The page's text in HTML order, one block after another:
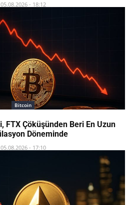
05.08.2026 - 18:12
Bitcoin
FTX Çöküşünden Beri En Uzun
Döneminde
05.08.2026 - 17:10